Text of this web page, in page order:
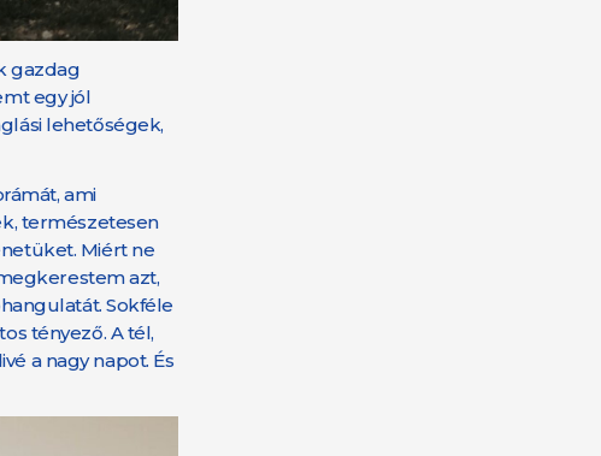
gazdag
egy jól
lehetőségek,
ami
természetesen
Miért ne
azt,
Sokféle
tényező. A tél,
a nagy napot. És